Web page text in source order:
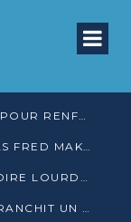
L’ACAT CONGO PRÉSENTE UN GUIDE POUR RENFORCER LES GARANTIES JUDICIAIRES EN GARDE À VUE
DEPUIS SA CELLULE À OUESSO, JONAS FRED MAKITA DÉNONCE CE QU’IL QUALIFIE DE DÉNI DE JUSTICE
BRACONNAGE : 3 TRAFIQUANTS D’IVOIRE LOURDEMENT CONDAMNÉS À DJAMBALA
POINTE-NOIRE : CONGO TERMINAL FRANCHIT UN CAP HISTORIQUE AVEC 99 MOUVEMENTS/HEURE